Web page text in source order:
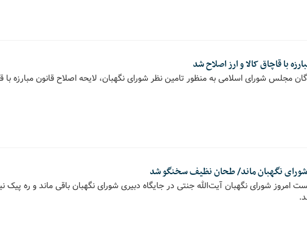
با قاچاق کالا و ارز اصلاح شد
مجلس شورای اسلامی به منظور تامین نظر شورای نگهبان، لایحه اصلاح قانون مبارزه با
شورای نگهبان ماند/ طحان نظیف سخنگو شد
امروز شورای نگهبان آیت‌الله جنتی در جایگاه دبیری شورای نگهبان باقی ماند و ره‌ پیک